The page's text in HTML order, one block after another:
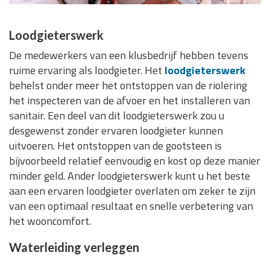
Loodgieterswerk
De medewerkers van een klusbedrijf hebben tevens
ruime ervaring als loodgieter. Het loodgieterswerk
behelst onder meer het ontstoppen van de riolering
het inspecteren van de afvoer en het installeren van
sanitair. Een deel van dit loodgieterswerk zou u
desgewenst zonder ervaren loodgieter kunnen
uitvoeren. Het ontstoppen van de gootsteen is
bijvoorbeeld relatief eenvoudig en kost op deze manier
minder geld. Ander loodgieterswerk kunt u het beste
aan een ervaren loodgieter overlaten om zeker te zijn
van een optimaal resultaat en snelle verbetering van
het wooncomfort.
Waterleiding verleggen